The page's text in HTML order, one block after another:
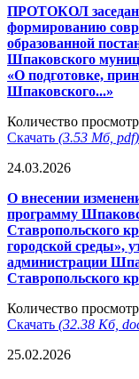
ПРОТОКОЛ
формированию
образованной
Шпаковского
«О подготовке,
Шпаковского...»
Количество
Скачать (3.53 Мб,
24.03.2026
О внесении
программу
Ставропольского
городской среды»,
администрации
Ставропольского
Количество
Скачать (32.38 Кб,
25.02.2026